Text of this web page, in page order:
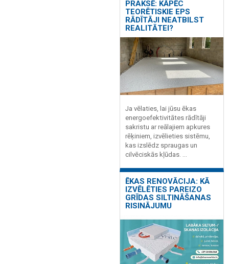
PRAKSĒ: KĀPĒC
TEORĒTISKIE EPS
RĀDĪTĀJI NEATBILST
REALITĀTEI?
Ja vēlaties, lai jūsu ēkas
energoefektivitātes rādītāji
sakristu ar reālajiem apkures
rēķiniem, izvēlieties sistēmu,
kas izslēdz spraugas un
cilvēciskās kļūdas. ...
ĒKAS RENOVĀCIJA: KĀ
IZVĒLĒTIES PAREIZO
GRĪDAS SILTINĀŠANAS
RISINĀJUMU